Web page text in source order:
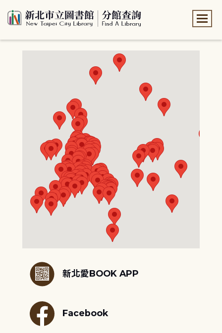
新北愛BOOK APP
Facebook